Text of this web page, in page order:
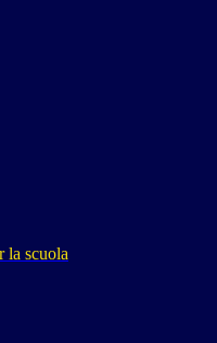
la scuola